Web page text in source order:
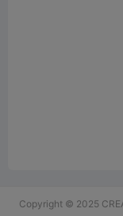
Copyright © 2025